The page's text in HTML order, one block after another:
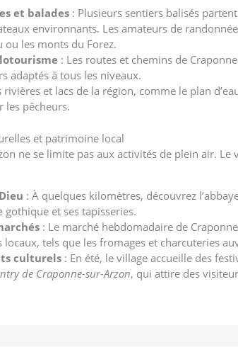
et balades : Plusieurs sentiers balisés
environnants. Les amateurs de
ou les monts du Forez.
: Les routes et chemins de
adaptés à tous les niveaux.
rivières et lacs de la région, comme le plan
les pêcheurs.
et patrimoine local
ne se limite pas aux activités de plein air. Le
: À quelques kilomètres, découvrez
gothique et ses tapisseries.
: Le marché hebdomadaire de
locaux, tels que les fromages et charcuteries
culturels : En été, le village accueille des
de Craponne-sur-Arzon, qui attire des